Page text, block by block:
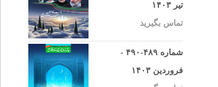
تیر ۱۴۰۳
تماس بگیرید
شماره ۴۸۹-۴۹۰ -
فروردین ۱۴۰۳